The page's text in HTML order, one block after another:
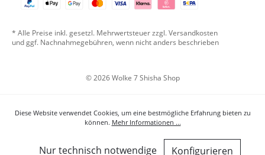
© 2026 Wolke 7 Shisha Shop
* Alle Preise inkl. gesetzl. Mehrwertsteuer zzgl. Versandkosten
und ggf. Nachnahmegebühren, wenn nicht anders beschrieben
Diese Website verwendet Cookies, um eine bestmögliche Erfahrung bieten zu
können. Mehr Informationen ...
Nur technisch notwendige Konfigurieren